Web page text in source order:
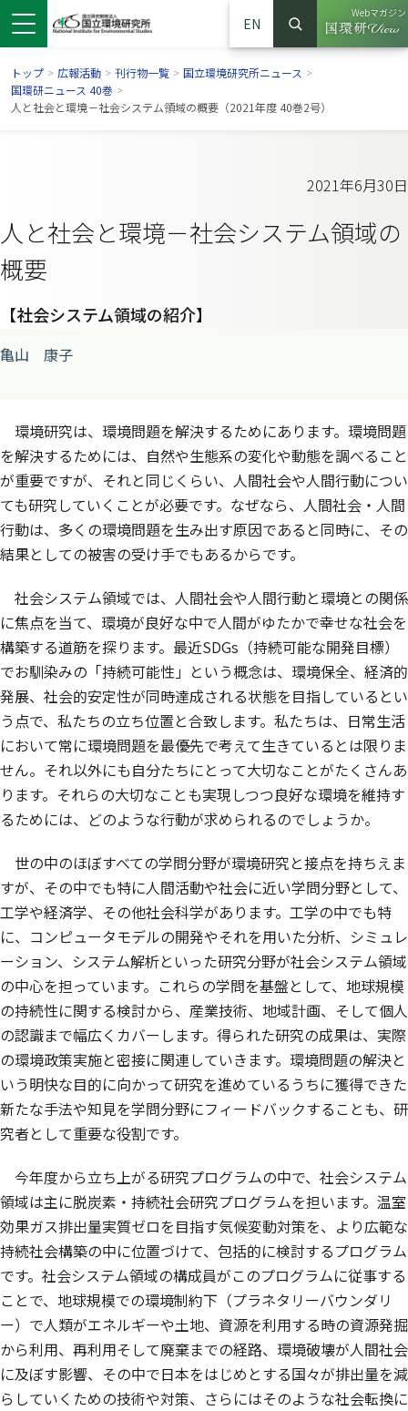
ドウで開きます）
ンドウで開きます）
ウインドウで開きます）
EN
サイト内検索
検索
Webマガジン
（別ウイ
トップ > 広報活動 > 刊行物一覧 > 国立環境研究所ニュース >
国環研ニュース 40巻 >
人と社会と環境－社会システム領域の概要（2021年度 40巻2号）
2021年6月30日
人と社会と環境－社会システム領域の
概要
【社会システム領域の紹介】
亀山 康子
環境研究は、環境問題を解決するためにあります。環境問題
を解決するためには、自然や生態系の変化や動態を調べること
が重要ですが、それと同じくらい、人間社会や人間行動につい
ても研究していくことが必要です。なぜなら、人間社会・人間
行動は、多くの環境問題を生み出す原因であると同時に、その
結果としての被害の受け手でもあるからです。
社会システム領域では、人間社会や人間行動と環境との関係
に焦点を当て、環境が良好な中で人間がゆたかで幸せな社会を
構築する道筋を探ります。最近SDGs（持続可能な開発目標）
でお馴染みの「持続可能性」という概念は、環境保全、経済的
発展、社会的安定性が同時達成される状態を目指しているとい
う点で、私たちの立ち位置と合致します。私たちは、日常生活
において常に環境問題を最優先で考えて生きているとは限りま
せん。それ以外にも自分たちにとって大切なことがたくさんあ
ります。それらの大切なことも実現しつつ良好な環境を維持す
るためには、どのような行動が求められるのでしょうか。
世の中のほぼすべての学問分野が環境研究と接点を持ちえま
すが、その中でも特に人間活動や社会に近い学問分野として、
工学や経済学、その他社会科学があります。工学の中でも特
に、コンピュータモデルの開発やそれを用いた分析、シミュレ
ーション、システム解析といった研究分野が社会システム領域
の中心を担っています。これらの学問を基盤として、地球規模
の持続性に関する検討から、産業技術、地域計画、そして個人
の認識まで幅広くカバーします。得られた研究の成果は、実際
の環境政策実施と密接に関連していきます。環境問題の解決と
いう明快な目的に向かって研究を進めているうちに獲得できた
新たな手法や知見を学問分野にフィードバックすることも、研
究者として重要な役割です。
今年度から立ち上がる研究プログラムの中で、社会システム
領域は主に脱炭素・持続社会研究プログラムを担います。温室
効果ガス排出量実質ゼロを目指す気候変動対策を、より広範な
持続社会構築の中に位置づけて、包括的に検討するプログラム
です。社会システム領域の構成員がこのプログラムに従事する
ことで、地球規模での環境制約下（プラネタリーバウンダリ
ー）で人類がエネルギーや土地、資源を利用する時の資源発掘
から利用、再利用そして廃棄までの経路、環境破壊が人間社会
に及ぼす影響、その中で日本をはじめとする国々が排出量を減
らしていくための技術や対策、さらにはそのような社会転換に